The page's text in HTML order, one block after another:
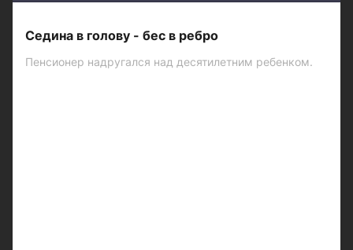
Седина в голову - бес в ребро
Пенсионер надругался над десятилетним ребенком.